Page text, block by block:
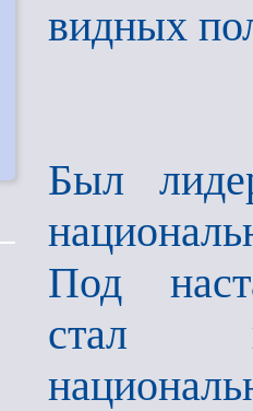
видных
Был
Под
стал